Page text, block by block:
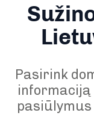
Pasirink
informaciją